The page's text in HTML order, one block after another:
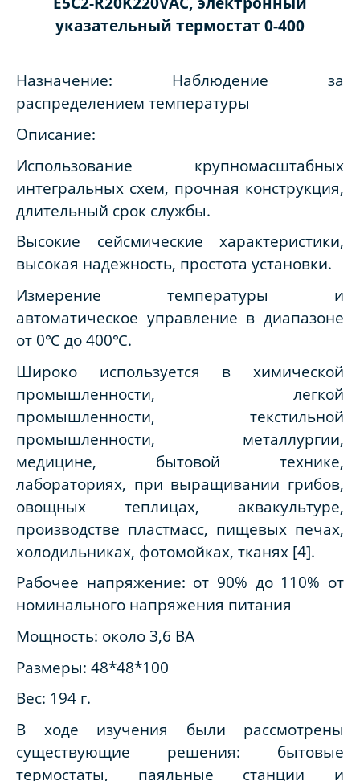
указательный термостат 0-400
Назначение: Наблюдение за
распределением температуры
Описание:
Использование крупномасштабных
интегральных схем, прочная конструкция,
длительный срок службы.
Высокие сейсмические характеристики,
высокая надежность, простота установки.
Измерение температуры и
автоматическое управление в диапазоне
от 0℃ до 400℃.
Широко используется в химической
промышленности, легкой
промышленности, текстильной
промышленности, металлургии,
медицине, бытовой технике,
лабораториях, при выращивании грибов,
овощных теплицах, аквакультуре,
производстве пластмасс, пищевых печах,
холодильниках, фотомойках, тканях [4].
Рабочее напряжение: от 90% до 110% от
номинального напряжения питания
Мощность: около 3,6 ВА
Размеры: 48*48*100
Вес: 194 г.
В ходе изучения были рассмотрены
существующие решения: бытовые
термостаты, паяльные станции и